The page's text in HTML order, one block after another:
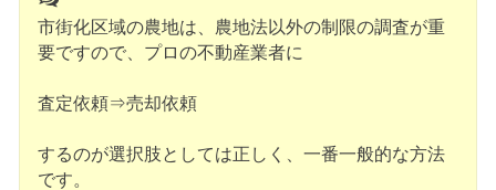
市街化区域の農地は、農地法以外の制限の調査が重
要ですので、プロの不動産業者に
査定依頼⇒売却依頼
するのが選択肢としては正しく、一番一般的な方法
です。